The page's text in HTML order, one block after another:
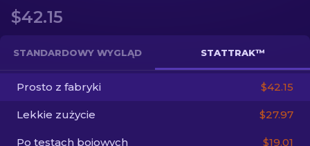
Skrzynki
Inne
PL
$42.15
STANDARDOWY WYGLĄD STATTRAK™
Prosto z fabryki $42.15
Lekkie zużycie $27.97
Po testach bojowych $19.01